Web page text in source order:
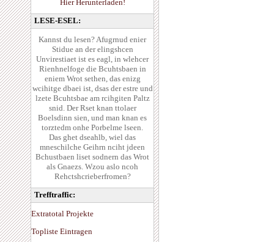
Hier Herunterladen!
LESE-ESEL:
Kannst du lesen? Afugrnud enier
Stidue an der elingshcen
Unvirestiaet ist es eagl, in wlehcer
Rienhnelfoge die Bcuhtsbaen in
eniem Wrot sethen, das enizg
wcihitge dbaei ist, dsas der estre und
lzete Bcuhtsbae am rcihgiten Paltz
snid. Der Rset knan ttolaer
Boelsdinn sien, und man knan es
torztedm onhe Porbelme lseen.
Das ghet dseahlb, wiel das
mneschilche Geihrn nciht jdeen
Bchustbaen liset sodnern das Wrot
als Gnaezs. Wzou aslo ncoh
Rehctshcrieberfromen?
Trefftraffic:
Extratotal Projekte
Topliste Eintragen